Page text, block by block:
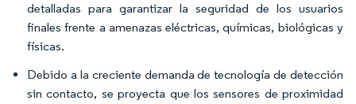
detalladas para garantizar la seguridad de los usuarios
finales frente a amenazas eléctricas, químicas, biológicas y
físicas.
Debido a la creciente demanda de tecnología de detección
sin contacto, se proyecta que los sensores de proximidad